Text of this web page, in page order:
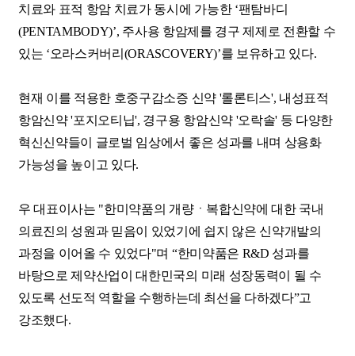
치료와 표적 항암 치료가 동시에 가능한 ‘팬탐바디
(PENTAMBODY)’, 주사용 항암제를 경구 제제로 전환할 수
있는 ‘오라스커버리(ORASCOVERY)’를 보유하고 있다.
현재 이를 적용한 호중구감소증 신약 '롤론티스', 내성표적
항암신약 '포지오티닙', 경구용 항암신약 '오락솔' 등 다양한
혁신신약들이 글로벌 임상에서 좋은 성과를 내며 상용화
가능성을 높이고 있다.
우 대표이사는 "한미약품의 개량ㆍ복합신약에 대한 국내
의료진의 성원과 믿음이 있었기에 쉽지 않은 신약개발의
과정을 이어올 수 있었다"며 “한미약품은 R&D 성과를
바탕으로 제약산업이 대한민국의 미래 성장동력이 될 수
있도록 선도적 역할을 수행하는데 최선을 다하겠다”고
강조했다.